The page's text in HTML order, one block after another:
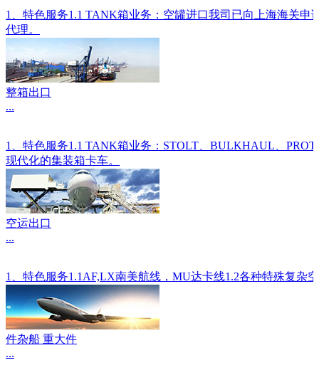
1、特色服务1.1 TANK箱业务：空罐进口我司已向上海海关
代理。
整箱出口
...
1、特色服务1.1 TANK箱业务：STOLT、BULKHAUL、
现代化的集装箱卡车。
空运出口
...
1、特色服务1.1AF,LX南美航线，MU达卡线1.2各种特殊复杂
件杂船 重大件
...